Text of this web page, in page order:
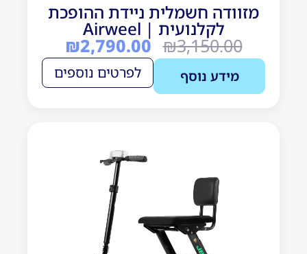
מזוודה חשמלית ניידת ההופכת
לקלנועית | Airweel
₪3,150.00
₪2,790.00
מידע נוסף לפרטים נוספים